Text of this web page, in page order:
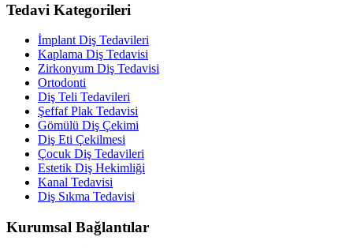
Tedavi Kategorileri
İmplant Diş Tedavileri
Kaplama Diş Tedavisi
Zirkonyum Diş Tedavisi
Ortodonti
Diş Teli Tedavileri
Şeffaf Plak Tedavisi
Gömülü Diş Çekimi
Diş Eti Çekilmesi
Çocuk Diş Tedavileri
Estetik Diş Hekimliği
Kanal Tedavisi
Diş Sıkma Tedavisi
Kurumsal Bağlantılar